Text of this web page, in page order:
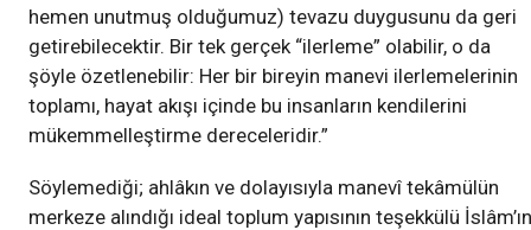
hemen unutmuş olduğumuz) tevazu duygusunu da geri
getirebilecektir. Bir tek gerçek “ilerleme” olabilir, o da
şöyle özetlenebilir: Her bir bireyin manevi ilerlemelerinin
toplamı, hayat akışı içinde bu insanların kendilerini
mükemmelleştirme dereceleridir.”
Söylemediği; ahlâkın ve dolayısıyla manevî tekâmülün
merkeze alındığı ideal toplum yapısının teşekkülü İslâm’ın